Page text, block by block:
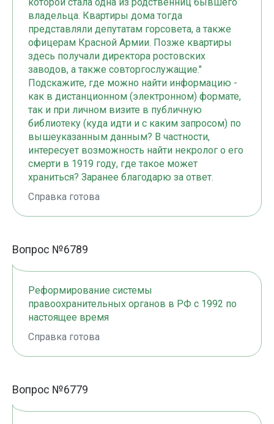
которой стала одна из родственниц бывшего
владельца. Квартиры дома тогда
представляли депутатам горсовета, а также
офицерам Красной Армии. Позже квартиры
здесь получали директора ростовских
заводов, а также совторгослужащие."
Подскажите, где можно найти информацию -
как в дистанционном (электронном) формате,
так и при личном визите в публичную
библиотеку (куда идти и с каким запросом) по
вышеуказанным данным? В частности,
интересует возможность найти некролог о его
смерти в 1919 году, где такое может
храниться? Заранее благодарю за ответ.
Справка готова
Вопрос №6789
Реформирование системы
правоохранительных органов в РФ с 1992 по
настоящее время
Справка готова
Вопрос №6779